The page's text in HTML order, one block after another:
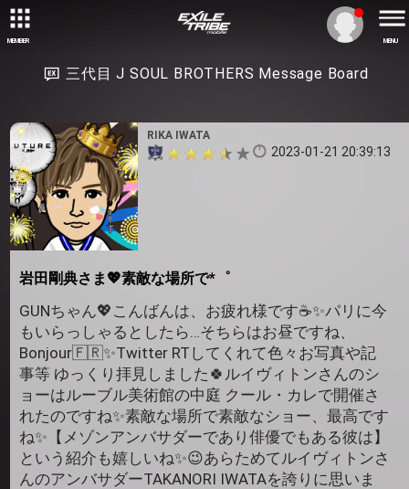
MEMBER MENU
三代目 J SOUL BROTHERS Message Board
RIKA IWATA
2023-01-21 20:39:13
岩田剛典さま💖素敵な場所で*゜
GUNちゃん💖こんばんは、お疲れ様です☕✨パリに今
もいらっしゃるとしたら…そちらはお昼ですね、
Bonjour🇫🇷✨Twitter RTしてくれて色々お写真や記
事等 ゆっくり拝見しました🍀ルイヴィトンさんのシ
ョーはルーブル美術館の中庭 クール・カレで開催さ
れたのですね✨素敵な場所で素敵なショー、最高です
ね✨【メゾンアンバサダーであり俳優でもある彼は】
という紹介も嬉しいね✨😉あらためてルイヴィトンさ
んのアンバサダーTAKANORI IWATAを誇りに思いま